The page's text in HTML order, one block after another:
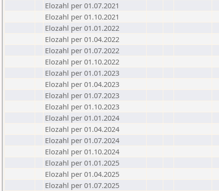
Elozahl per 01.07.2021
Elozahl per 01.10.2021
Elozahl per 01.01.2022
Elozahl per 01.04.2022
Elozahl per 01.07.2022
Elozahl per 01.10.2022
Elozahl per 01.01.2023
Elozahl per 01.04.2023
Elozahl per 01.07.2023
Elozahl per 01.10.2023
Elozahl per 01.01.2024
Elozahl per 01.04.2024
Elozahl per 01.07.2024
Elozahl per 01.10.2024
Elozahl per 01.01.2025
Elozahl per 01.04.2025
Elozahl per 01.07.2025